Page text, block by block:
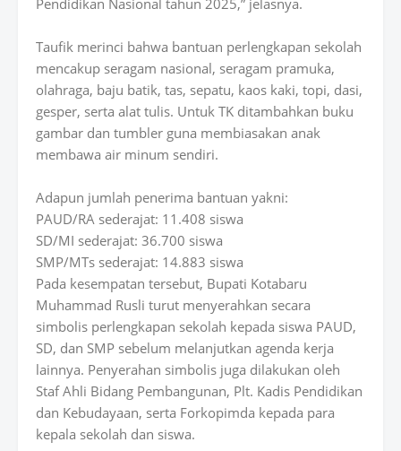
Pendidikan Nasional tahun 2025,” jelasnya.
Taufik merinci bahwa bantuan perlengkapan sekolah
mencakup seragam nasional, seragam pramuka,
olahraga, baju batik, tas, sepatu, kaos kaki, topi, dasi,
gesper, serta alat tulis. Untuk TK ditambahkan buku
gambar dan tumbler guna membiasakan anak
membawa air minum sendiri.
Adapun jumlah penerima bantuan yakni:
PAUD/RA sederajat: 11.408 siswa
SD/MI sederajat: 36.700 siswa
SMP/MTs sederajat: 14.883 siswa
Pada kesempatan tersebut, Bupati Kotabaru
Muhammad Rusli turut menyerahkan secara
simbolis perlengkapan sekolah kepada siswa PAUD,
SD, dan SMP sebelum melanjutkan agenda kerja
lainnya. Penyerahan simbolis juga dilakukan oleh
Staf Ahli Bidang Pembangunan, Plt. Kadis Pendidikan
dan Kebudayaan, serta Forkopimda kepada para
kepala sekolah dan siswa.